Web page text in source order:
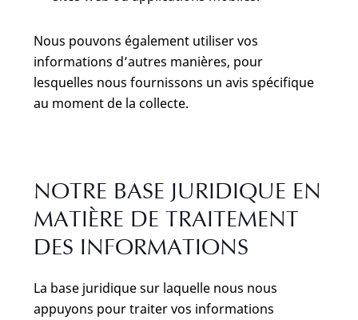
Nous pouvons également utiliser vos
informations d’autres manières, pour
lesquelles nous fournissons un avis spécifique
au moment de la collecte.
NOTRE BASE JURIDIQUE EN
MATIÈRE DE TRAITEMENT
DES INFORMATIONS
La base juridique sur laquelle nous nous
appuyons pour traiter vos informations